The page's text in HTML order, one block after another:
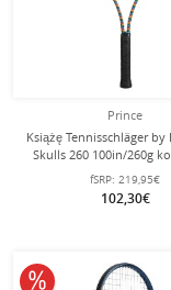
Prince
Książę Tennisschläger by
Skulls 260 100in/260g
naciągnięty -
fSRP: 219,95€
102,30€
10% obniżone